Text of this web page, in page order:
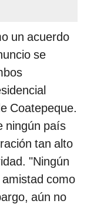
un acuerdo
se
Coatepeque.
ningún país
tan alto
"Ningún
como
aún no